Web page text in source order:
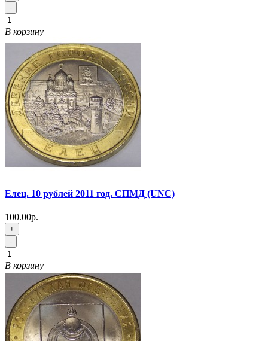
-
В корзину
Елец. 10 рублей 2011 год. СПМД (UNC)
100.00р.
+
-
В корзину